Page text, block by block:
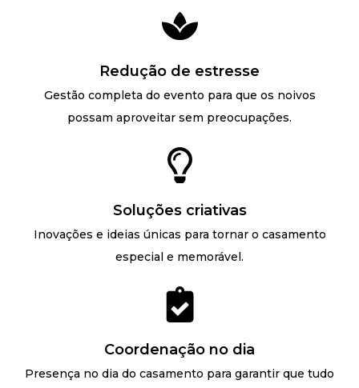
Redução de estresse
Gestão completa do evento para que os noivos
possam aproveitar sem preocupações.
Soluções criativas
Inovações e ideias únicas para tornar o casamento
especial e memorável.
Coordenação no dia
Presença no dia do casamento para garantir que tudo